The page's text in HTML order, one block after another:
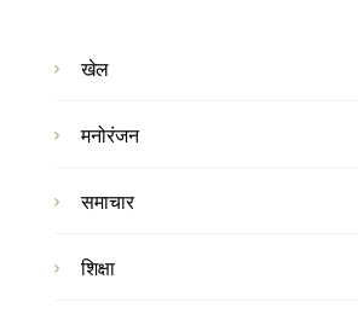
खेल
मनोरंजन
समाचार
शिक्षा